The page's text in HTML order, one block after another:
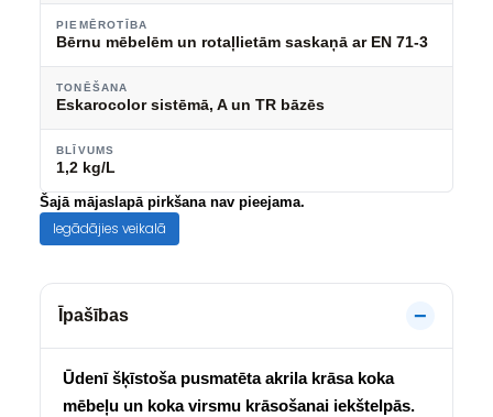
PIEMĒROTĪBA
Bērnu mēbelēm un rotaļlietām saskaņā ar EN 71-3
TONĒŠANA
Eskarocolor sistēmā, A un TR bāzēs
BLĪVUMS
1,2 kg/L
Šajā mājaslapā pirkšana nav pieejama.
Iegādājies veikalā
Īpašības
Ūdenī šķīstoša pusmatēta akrila krāsa koka
mēbeļu un koka virsmu krāsošanai iekštelpās.